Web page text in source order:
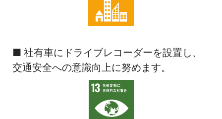
■ 社有車にドライブレコーダーを設置し、
交通安全への意識向上に努めます。